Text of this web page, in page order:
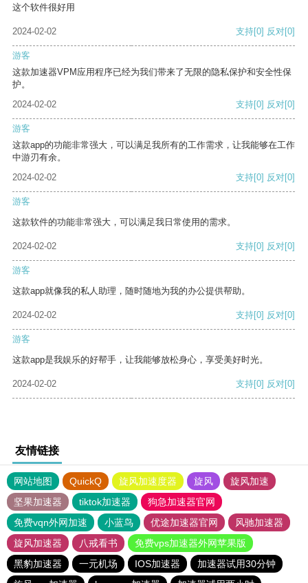
这个软件很好用
2024-02-02 支持[0] 反对[0]
游客
这款加速器VPM应用程序已经为我们带来了无限的隐私保护和安全性保
护。
2024-02-02
支持[0] 反对[0]
游客
这款app的功能非常强大，可以满足我所有的工作需求，让我能够在工作
中游刃有余。
2024-02-02
支持[0] 反对[0]
游客
这款软件的功能非常强大，可以满足我日常使用的需求。
2024-02-02 支持[0] 反对[0]
游客
这款app就像我的私人助理，随时随地为我的办公提供帮助。
2024-02-02 支持[0] 反对[0]
游客
这款app是我娱乐的好帮手，让我能够放松身心，享受美好时光。
2024-02-02 支持[0] 反对[0]
友情链接
网站地图 QuickQ 旋风加速度器 旋风
旋风加速
坚果加速器
tiktok加速器
狗急加速器官网
免费vqn外网加速
小蓝鸟 优途加速器官网
风驰加速器
旋风加速器
八戒看书
免费vps加速器外网苹果版
黑豹加速器
一元机场 IOS加速器
加速器试用30分钟